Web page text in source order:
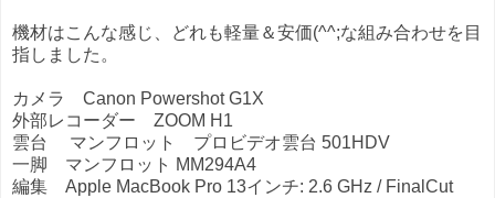
機材はこんな感じ、どれも軽量＆安価(^^;な組み合わせを目
指しました。
カメラ Canon Powershot G1X
外部レコーダー ZOOM H1
雲台 マンフロット プロビデオ雲台 501HDV
一脚 マンフロット MM294A4
編集 Apple MacBook Pro 13インチ: 2.6 GHz / FinalCut